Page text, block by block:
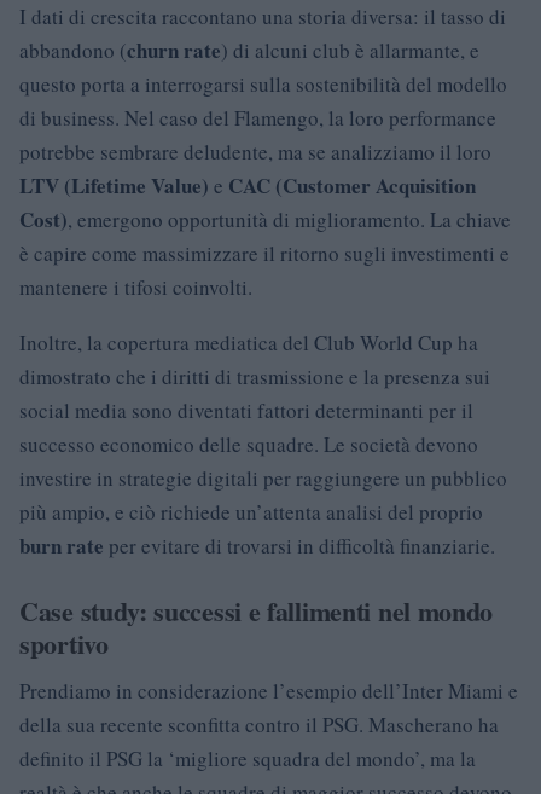
I dati di crescita raccontano una storia diversa: il tasso di
abbandono (churn rate) di alcuni club è allarmante, e
questo porta a interrogarsi sulla sostenibilità del modello
di business. Nel caso del Flamengo, la loro performance
potrebbe sembrare deludente, ma se analizziamo il loro
LTV (Lifetime Value) e CAC (Customer Acquisition
Cost), emergono opportunità di miglioramento. La chiave
è capire come massimizzare il ritorno sugli investimenti e
mantenere i tifosi coinvolti.
Inoltre, la copertura mediatica del Club World Cup ha
dimostrato che i diritti di trasmissione e la presenza sui
social media sono diventati fattori determinanti per il
successo economico delle squadre. Le società devono
investire in strategie digitali per raggiungere un pubblico
più ampio, e ciò richiede un’attenta analisi del proprio
burn rate per evitare di trovarsi in difficoltà finanziarie.
Case study: successi e fallimenti nel mondo
sportivo
Prendiamo in considerazione l’esempio dell’Inter Miami e
della sua recente sconfitta contro il PSG. Mascherano ha
definito il PSG la ‘migliore squadra del mondo’, ma la